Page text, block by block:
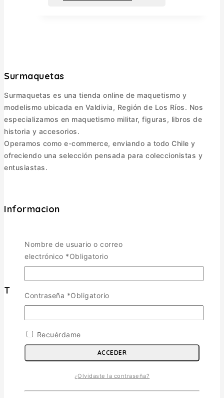
Surmaquetas
Surmaquetas es una tienda online de maquetismo y
modelismo ubicada en Valdivia, Región de Los Ríos. Nos
especializamos en maquetismo militar, figuras, libros de
historia y accesorios.
Operamos como e-commerce, enviando a todo Chile y
ofreciendo una selección pensada para coleccionistas y
entusiastas.
Informacion
Cambios y Devoluciones
Política de Privacidad
Tienda
Aviones TOGGLE CHILD MENU
Escala 1/72
Escala 1/144
Escala 1/32
Nombre de usuario o correo
electrónico *Obligatorio
Contraseña *Obligatorio
Recuérdame
ACCEDER
¿Olvidaste la contraseña?